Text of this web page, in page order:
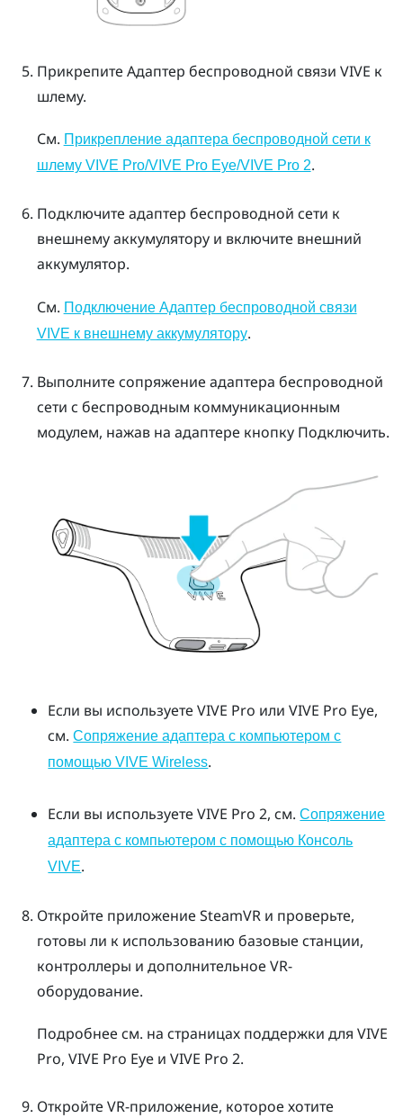
Прикрепите Адаптер беспроводной связи VIVE к
шлему.
См. Прикрепление адаптера беспроводной сети к
шлему VIVE Pro/VIVE Pro Eye/VIVE Pro 2.
Подключите адаптер беспроводной сети к
внешнему аккумулятору и включите внешний
аккумулятор.
См. Подключение Адаптер беспроводной связи
VIVE к внешнему аккумулятору.
Выполните сопряжение адаптера беспроводной
сети с беспроводным коммуникационным
модулем, нажав на адаптере кнопку Подключить.
Если вы используетеVIVE Pro илиVIVE Pro Eye,
см.Сопряжение адаптера с компьютером с
помощью VIVE Wireless.
Если вы используетеVIVE Pro 2, см.Сопряжение
адаптера с компьютером с помощью Консоль
VIVE.
Откройте приложение SteamVRи проверьте,
готовы ли к использованию базовые станции,
контроллеры и дополнительное VR-
оборудование.
Подробнее см. на страницах поддержки для VIVE
Pro, VIVE Pro Eyeи VIVE Pro 2.
Откройте VR-приложение, которое хотите